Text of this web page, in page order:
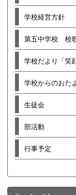
学校経営方針
第五中学校 校
学校だより「笑
学校からのおた
生徒会
部活動
行事予定